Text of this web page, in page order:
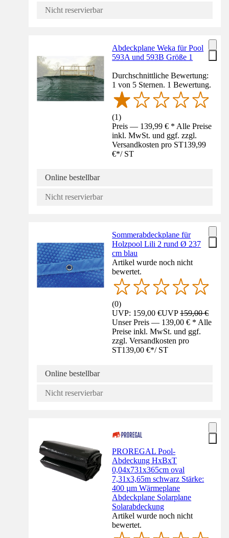
Nicht reservierbar
Abdeckplane Weka für Pool
593A und 593B Größe 1
Durchschnittliche Bewertung:
1 von 5 Sternen. 1 Bewertung.
(1)
Preis — 139,99 € * Alle Preise
inkl. MwSt. und ggf. zzgl.
Versandkosten pro ST139,99
€*/ ST
Online bestellbar
Nicht reservierbar
Sommerabdeckplane für
Holzpool Lili 2 rund Ø 237
cm blau
Artikel wurde noch nicht
bewertet.
(0)
UVP: 159,00 €UVP159,00 €
Unser Preis — 139,00 € * Alle
Preise inkl. MwSt. und ggf.
zzgl. Versandkosten pro
ST139,00 €*/ ST
Online bestellbar
Nicht reservierbar
PROREGAL Pool-
Abdeckung HxBxT
0,04x731x365cm oval
7,31x3,65m schwarz Stärke:
400 µm Wärmeplane
Abdeckplane Solarplane
Solarabdeckung
Artikel wurde noch nicht
bewertet.